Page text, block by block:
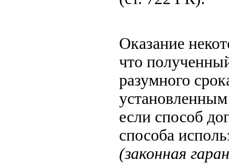
Оказание
что
разумного
установленным
если способ
способа
(законная